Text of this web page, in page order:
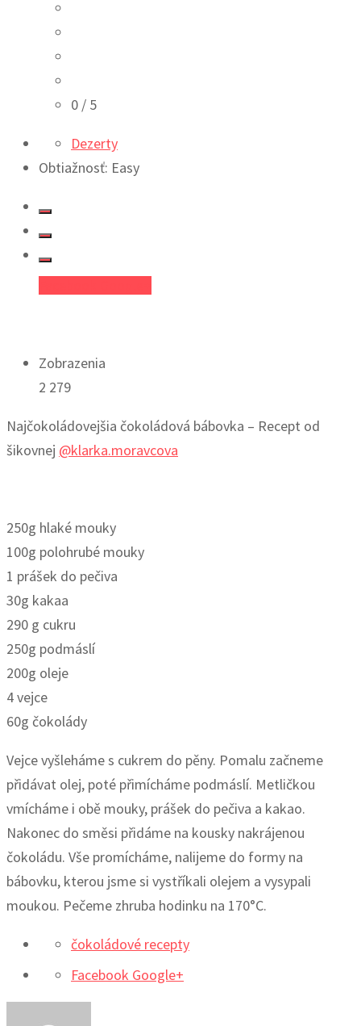
0 / 5
Dezerty
Obtiažnosť: Easy
Zobrazenia
2 279
Najčokoládovejšia čokoládová bábovka – Recept od
šikovnej @klarka.moravcova
250g hlaké mouky
100g polohrubé mouky
1 prášek do pečiva
30g kakaa
290 g cukru
250g podmáslí
200g oleje
4 vejce
60g čokolády
Vejce vyšleháme s cukrem do pěny. Pomalu začneme
přidávat olej, poté přimícháme podmáslí. Metličkou
vmícháme i obě mouky, prášek do pečiva a kakao.
Nakonec do směsi přidáme na kousky nakrájenou
čokoládu. Vše promícháme, nalijeme do formy na
bábovku, kterou jsme si vystříkali olejem a vysypali
moukou. Pečeme zhruba hodinku na 170°C.
čokoládové recepty
Facebook Google+